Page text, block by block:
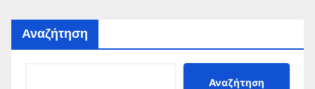
Αναζήτηση
Αναζήτηση